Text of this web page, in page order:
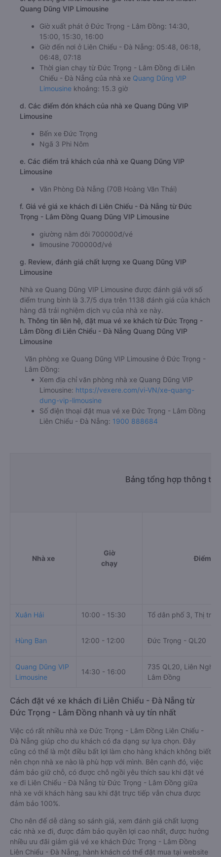
Quang Dũng VIP Limousine
Giờ xuất phát ở Đức Trọng - Lâm Đồng: 14:30,
15:00, 15:30, 16:00
Giờ đến nơi ở Liên Chiểu - Đà Nẵng: 05:48, 06:18,
06:48, 07:18
Thời gian chạy từ Đức Trọng - Lâm Đồng đi Liên
Chiểu - Đà Nẵng của nhà xe Quang Dũng VIP
Limousine khoảng: 15.3 giờ
d. Các điểm đón khách của nhà xe Quang Dũng VIP
Limousine
Bến xe Đức Trọng
Ngã 3 Phi Nôm
e. Các điểm trả khách của nhà xe Quang Dũng VIP
Limousine
Văn Phòng Đà Nẵng (70B Hoàng Văn Thái)
f. Giá vé giá xe khách đi Liên Chiểu - Đà Nẵng từ Đức
Trọng - Lâm Đồng Quang Dũng VIP Limousine
giường nằm đôi 700000đ/vé
limousine 700000đ/vé
g. Review, đánh giá chất lượng xe Quang Dũng VIP
Limousine
Nhà xe Quang Dũng VIP Limousine được đánh giá với số
điểm trung bình là 3.7/5 dựa trên 1138 đánh giá của khách
hàng đã trải nghiệm dịch vụ của nhà xe này.
h. Thông tin liên hệ, đặt mua vé xe khách từ Đức Trọng -
Lâm Đồng đi Liên Chiểu - Đà Nẵng Quang Dũng VIP
Limousine
Văn phòng xe Quang Dũng VIP Limousine ở Đức Trọng -
Lâm Đồng:
Xem địa chỉ văn phòng nhà xe Quang Dũng VIP
Limousine: https://vexere.com/vi-VN/xe-quang-
dung-vip-limousine
Số điện thoại đặt mua vé xe Đức Trọng - Lâm Đồng
Liên Chiểu - Đà Nẵng: 1900 888684
Bảng tổng hợp thông
Nhà xe
Giờ
chạy
Điểm đi
Xuân Hải 10:00 - 15:30 Tổ dân phố 3, Thị trấn
Hùng Ban 12:00 - 12:00 Đức Trọng - QL20
Quang Dũng VIP
Limousine
14:30 - 16:00
735 QL20, Liên
Lâm Đồng
Cách đặt vé xe khách đi Liên Chiểu - Đà Nẵng từ
Đức Trọng - Lâm Đồng nhanh và uy tín nhất
Việc có rất nhiều nhà xe Đức Trọng - Lâm Đồng Liên Chiểu -
Đà Nẵng giúp cho du khách có đa dạng sự lựa chọn. Đây
cũng có thể là một điều bất lợi làm cho hàng khách không biết
nên chọn nhà xe nào là phù hợp với mình. Bên cạnh đó, việc
đảm bảo giữ chỗ, có được chỗ ngồi yêu thích sau khi đặt vé
xe đi Liên Chiểu - Đà Nẵng từ Đức Trọng - Lâm Đồng giữa
nhà xe với khách hàng sau khi đặt trực tiếp vẫn chưa được
đảm bảo 100%.
Cho nên để dễ dàng so sánh giá, xem đánh giá chất lượng
các nhà xe đi, được đảm bảo quyền lợi cao nhất, được hưởng
nhiều ưu đãi giảm giá vé xe khách Đức Trọng - Lâm Đồng
Liên Chiểu - Đà Nẵng, hành khách có thể đặt mua tại website